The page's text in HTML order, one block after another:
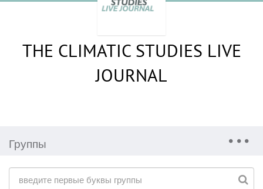
THE CLIMATIC STUDIES LIVE
JOURNAL
Группы